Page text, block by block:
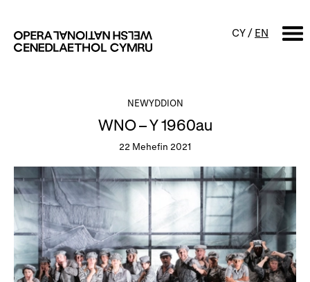
CY / EN
Calendr
Cynyrchiadau
Cyngherddau
Digwyddiadau am ddim a
sgyrsiau
Digwyddiadau i'r teulu
Perfformiad Hygyrch
NEWYDDION
WNO – Y 1960au
22 Mehefin 2021